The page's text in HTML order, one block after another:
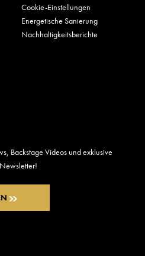
Cookie-Einstellungen
Energetische Sanierung
Nachhaltigkeitsberichte
Backstage Videos und exklusive